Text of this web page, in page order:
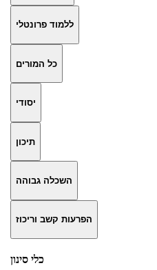
ללמוד פרונטלי
כל המורים
יסודי
תיכון
השכלה גבוהה
הפרעות קשב וריכוז
כלי סינון